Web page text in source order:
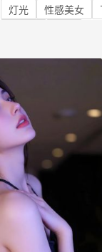
灯光
性感美女